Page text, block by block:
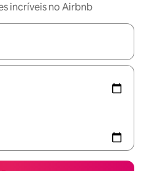
incríveis no Airbnb
disponíveis, explore-os